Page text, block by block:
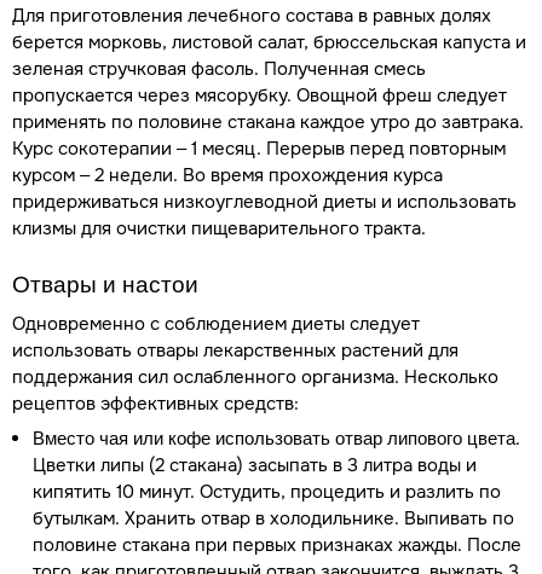
Для приготовления лечебного состава в равных долях
берется морковь, листовой салат, брюссельская капуста и
зеленая стручковая фасоль. Полученная смесь
пропускается через мясорубку. Овощной фреш следует
применять по половине стакана каждое утро до завтрака.
Курс сокотерапии – 1 месяц. Перерыв перед повторным
курсом – 2 недели. Во время прохождения курса
придерживаться низкоуглеводной диеты и использовать
клизмы для очистки пищеварительного тракта.
Отвары и настои
Одновременно с соблюдением диеты следует
использовать отвары лекарственных растений для
поддержания сил ослабленного организма. Несколько
рецептов эффективных средств:
Вместо чая или кофе использовать отвар липового цвета.
Цветки липы (2 стакана) засыпать в 3 литра воды и
кипятить 10 минут. Остудить, процедить и разлить по
бутылкам. Хранить отвар в холодильнике. Выпивать по
половине стакана при первых признаках жажды. После